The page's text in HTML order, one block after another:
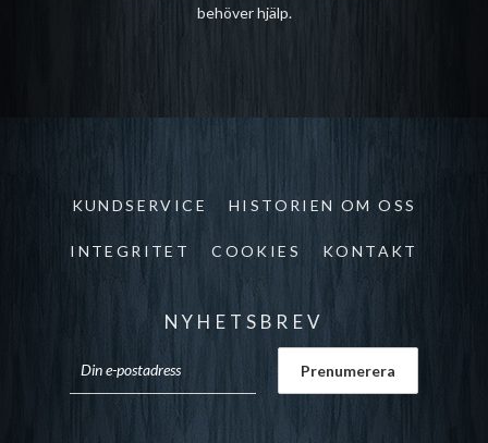
behöver hjälp.
KUNDSERVICE HISTORIEN OM OSS
INTEGRITET COOKIES KONTAKT
NYHETSBREV